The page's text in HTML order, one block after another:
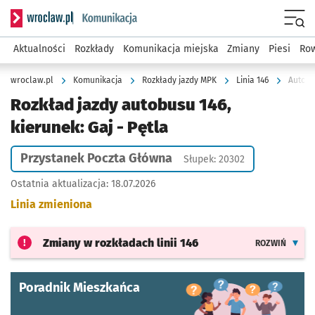
Serwis informacyjny wroclaw.pl podserwis: Komunikacja
Aktualności Rozkłady Komunikacja miejska Zmiany Piesi
wroclaw.pl Komunikacja Rozkłady jazdy MPK Linia 146
Rozkład jazdy autobusu 146,
kierunek: Gaj - Pętla
Przystanek Poczta Główna Słupek: 20302
Ostatnia aktualizacja: 18.07.2026
Linia zmieniona
Zmiany w rozkładach linii 146 ROZWIŃ
Poradnik Mieszkańca